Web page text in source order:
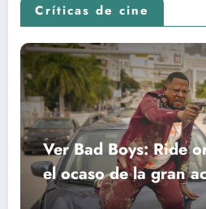
Críticas de cine
Ver Bad Boys: Ride
el ocaso de la gran